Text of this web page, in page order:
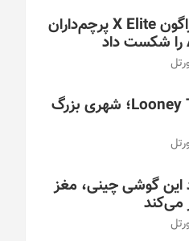
تراشه اسنپدراگون X Elite پرچم‌داران
بازی/ Looney Tunes؛ شهری بزرگ
این گوشی چینی، مغز
می‌کند